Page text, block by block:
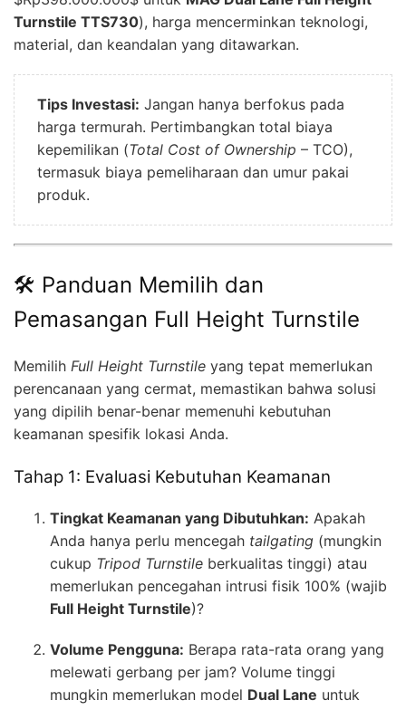
Turnstile TTS730), harga mencerminkan teknologi,
material, dan keandalan yang ditawarkan.
Tips Investasi: Jangan hanya berfokus pada
harga termurah. Pertimbangkan total biaya
kepemilikan (Total Cost of Ownership – TCO),
termasuk biaya pemeliharaan dan umur pakai
produk.
🛠️ Panduan Memilih dan
Pemasangan Full Height Turnstile
Memilih Full Height Turnstile yang tepat memerlukan
perencanaan yang cermat, memastikan bahwa solusi
yang dipilih benar-benar memenuhi kebutuhan
keamanan spesifik lokasi Anda.
Tahap 1: Evaluasi Kebutuhan Keamanan
Tingkat Keamanan yang Dibutuhkan: Apakah
Anda hanya perlu mencegah tailgating (mungkin
cukup Tripod Turnstile berkualitas tinggi) atau
memerlukan pencegahan intrusi fisik 100% (wajib
Full Height Turnstile)?
Volume Pengguna: Berapa rata-rata orang yang
melewati gerbang per jam? Volume tinggi
mungkin memerlukan model Dual Lane untuk